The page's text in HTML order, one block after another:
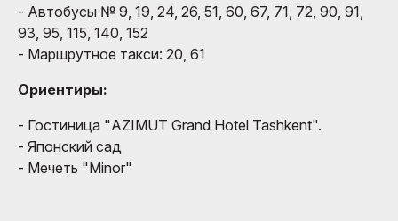
- Автобусы № 9, 19, 24, 26, 51, 60, 67, 71, 72, 90, 91,
93, 95, 115, 140, 152
- Маршрутное такси: 20, 61
Ориентиры:
- Гостиница "AZIMUT Grand Hotel Tashkent".
- Японский сад
- Мечеть "Minor"